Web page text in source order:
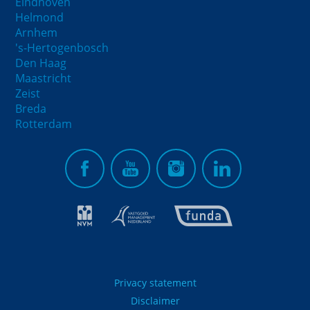
Helmond
Arnhem
's-Hertogenbosch
Den Haag
Maastricht
Zeist
Breda
Rotterdam
Privacy statement
Disclaimer